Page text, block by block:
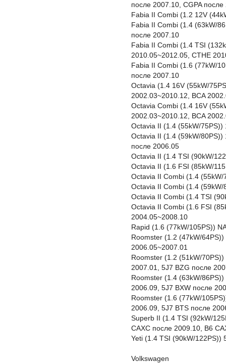
после 2007.10, CGPA
Fabia II Combi (1.2 12V
Fabia II Combi (1.4 (63kW/
после 2007.10
Fabia II Combi (1.4 TSI
2010.05~2012.05, CTHE
Fabia II Combi (1.6 (77kW/
после 2007.10
Octavia (1.4 16V (55kW/
2002.03~2010.12, BCA
Octavia Combi (1.4 16V
2002.03~2010.12, BCA
Octavia II (1.4 (55kW/
Octavia II (1.4 (59kW/80PS))
после 2006.05
Octavia II (1.4 TSI (90kW/
Octavia II (1.6 FSI (85kW/
Octavia II Combi (1.4
Octavia II Combi (1.4
Octavia II Combi (1.4 TSI
Octavia II Combi (1.6 FSI
2004.05~2008.10
Rapid (1.6 (77kW/105PS))
Roomster (1.2 (47kW/
2006.05~2007.01
Roomster (1.2 (51kW/
2007.01, 5J7 BZG после
Roomster (1.4 (63kW/
2006.09, 5J7 BXW после
Roomster (1.6 (77kW/
2006.09, 5J7 BTS после
Superb II (1.4 TSI (92kW/
CAXC после 2009.10, B6
Yeti (1.4 TSI (90kW/122PS))
Volkswagen